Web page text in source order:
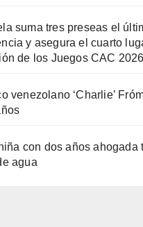
suma tres preseas el
y asegura el cuarto
de los Juegos CAC 2026
venezolano ‘Charlie’
con dos años ahogada
agua